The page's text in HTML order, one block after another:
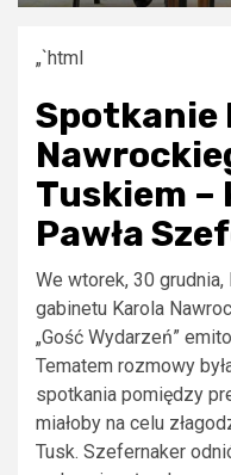
„`html
Spotkanie
Tuskiem
Pawła
We wtorek, 30
gabinetu Karola
„Gość Wydarzeń”
Tematem rozmowy
spotkania pomiędzy
miałoby na celu
Tusk. Szefernaker